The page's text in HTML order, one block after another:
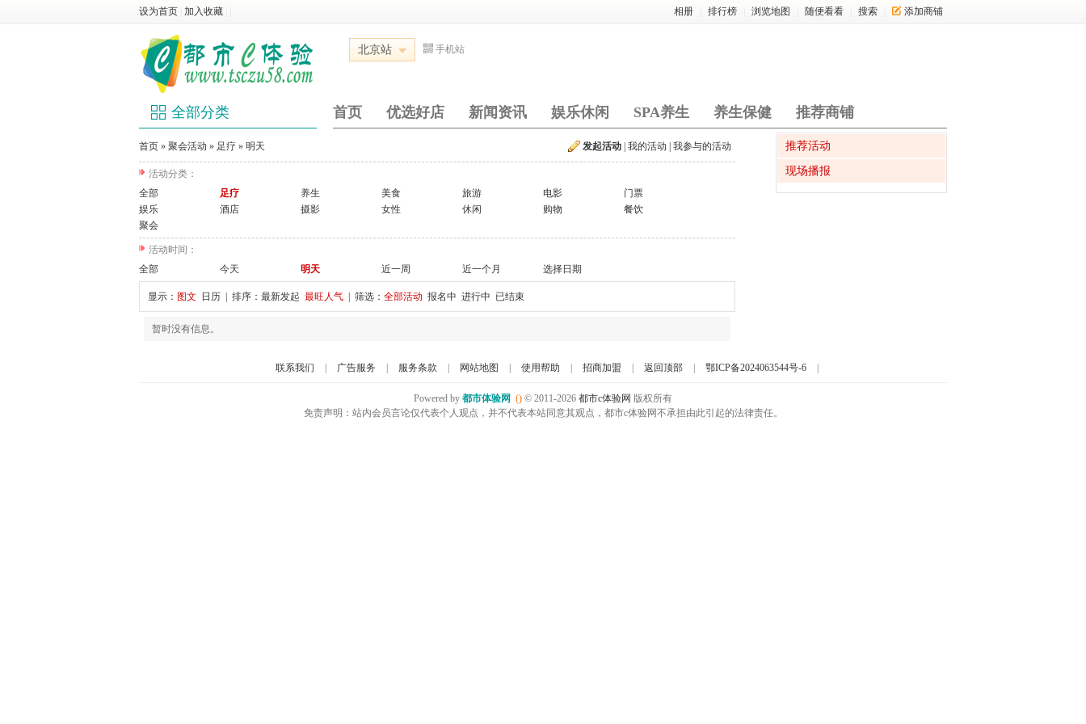
设为首页 加入收藏 相册 排行榜 浏览地图 随便看看 搜索 添加商铺
北京站 手机站
全部分类 首页 优选好店 新闻资讯 娱乐休闲 SPA养生 养生保健 推荐商铺
发起活动 我的活动 我参与的活动
首页 » 聚会活动 » 足疗 » 明天
活动分类：
全部
足疗 养生 美食 旅游 电影
门票
娱乐
酒店 摄影 女性 休闲 购物
餐饮
聚会
活动时间：
全部
今天 明天 近一周 近一个月 选择日期
显示： 图文 日历 | 排序： 最新发起 最旺人气 | 筛选： 全部活动 报名中 进行中 已结束
暂时没有信息。
推荐活动
现场播报
联系我们 广告服务 服务条款 网站地图 使用帮助 招商加盟 返回顶部 鄂ICP备2024063544号-6
Powered by 都市体验网 () © 2011-2026 都市c体验网 版权所有
免责声明：站内会员言论仅代表个人观点，并不代表本站同意其观点，都市c体验网不承担由此引起的法律责任。